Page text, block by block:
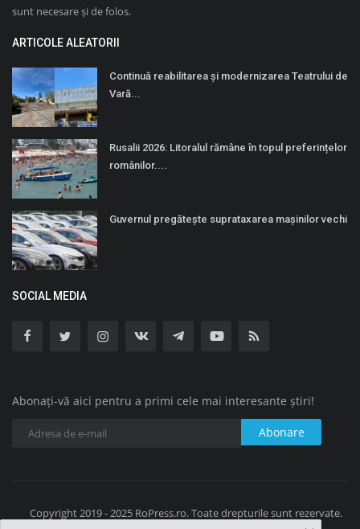
sunt necesare și de folos.
ARTICOLE ALEATORII
Continuă reabilitarea și modernizarea Teatrului de
Vară...
Rusalii 2026: Litoralul rămâne în topul preferințelor
românilor....
Guvernul pregătește suprataxarea mașinilor vechi
SOCIAL MEDIA
Abonați-vă aici pentru a primi cele mai interesante știri!
Abonare
Copyright 2019 - 2025 RoPress.ro. Toate drepturile sunt rezervate.